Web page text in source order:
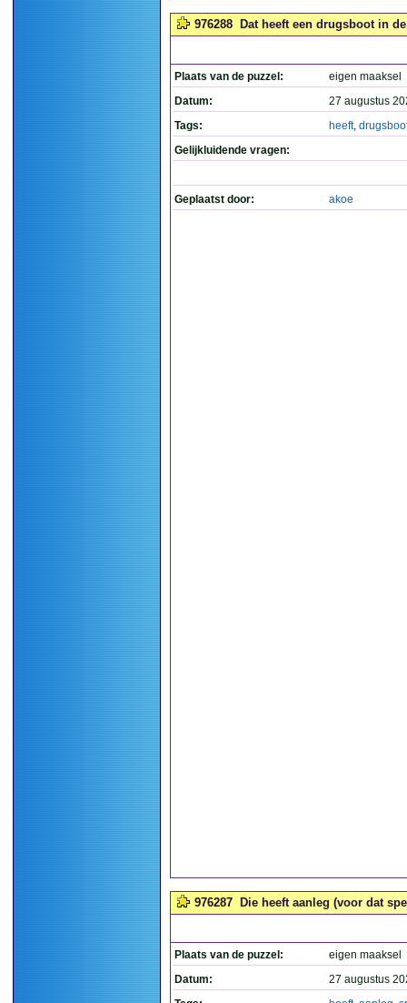
976288 Dat heeft een drugsboot in
Plaats van de puzzel:
eigen maaksel
Datum:
27 augustus
Tags:
heeft,
Gelijkluidende vragen:
Geplaatst door: akoe
976287 Die heeft aanleg (voor dat
Plaats van de puzzel:
eigen maaksel
Datum:
27 augustus